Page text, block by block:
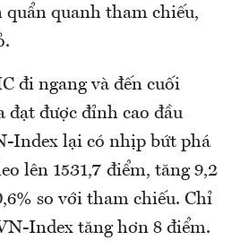
quẩn quanh tham chiếu,
đi ngang và đến cuối
đạt được đỉnh cao đầu
Index lại có nhịp bứt phá
lên 1531,7 điểm, tăng 9,2
so với tham chiếu. Chỉ
Index tăng hơn 8 điểm.